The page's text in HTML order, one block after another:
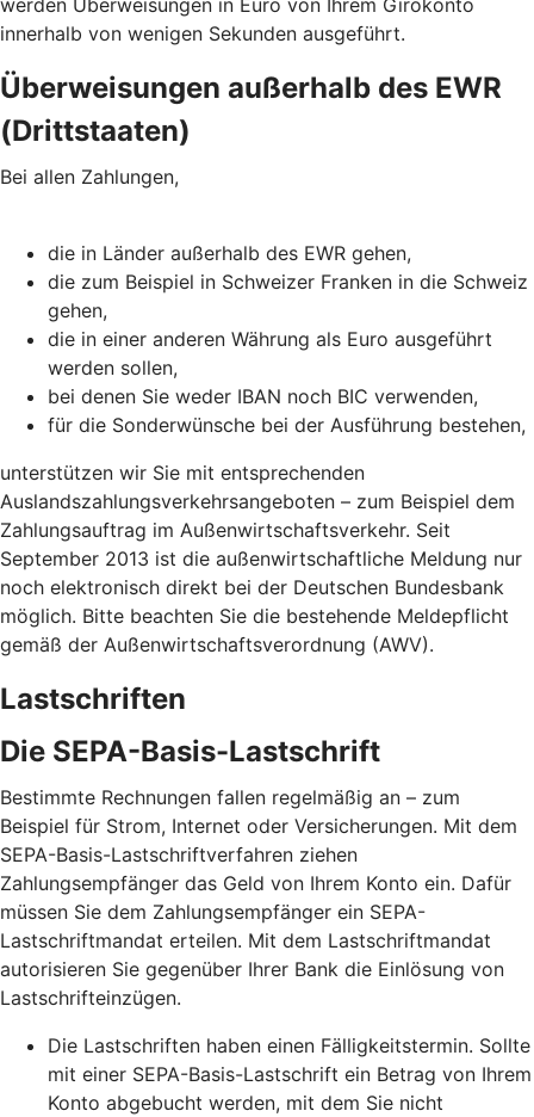
werden Überweisungen in Euro von Ihrem Girokonto
innerhalb von wenigen Sekunden ausgeführt.
Überweisungen außerhalb des EWR
(Drittstaaten)
Bei allen Zahlungen,
die in Länder außerhalb des EWR gehen,
die zum Beispiel in Schweizer Franken in die Schweiz
gehen,
die in einer anderen Währung als Euro ausgeführt
werden sollen,
bei denen Sie weder IBAN noch BIC verwenden,
für die Sonderwünsche bei der Ausführung bestehen,
unterstützen wir Sie mit entsprechenden
Auslandszahlungsverkehrsangeboten – zum Beispiel dem
Zahlungsauftrag im Außenwirtschaftsverkehr. Seit
September 2013 ist die außenwirtschaftliche Meldung nur
noch elektronisch direkt bei der Deutschen Bundesbank
möglich. Bitte beachten Sie die bestehende Meldepflicht
gemäß der Außenwirtschaftsverordnung (AWV).
Lastschriften
Die SEPA-Basis-Lastschrift
Bestimmte Rechnungen fallen regelmäßig an – zum
Beispiel für Strom, Internet oder Versicherungen. Mit dem
SEPA-Basis-Lastschriftverfahren ziehen
Zahlungsempfänger das Geld von Ihrem Konto ein. Dafür
müssen Sie dem Zahlungsempfänger ein SEPA-
Lastschriftmandat erteilen. Mit dem Lastschriftmandat
autorisieren Sie gegenüber Ihrer Bank die Einlösung von
Lastschrifteinzügen.
Die Lastschriften haben einen Fälligkeitstermin. Sollte
mit einer SEPA-Basis-Lastschrift ein Betrag von Ihrem
Konto abgebucht werden, mit dem Sie nicht